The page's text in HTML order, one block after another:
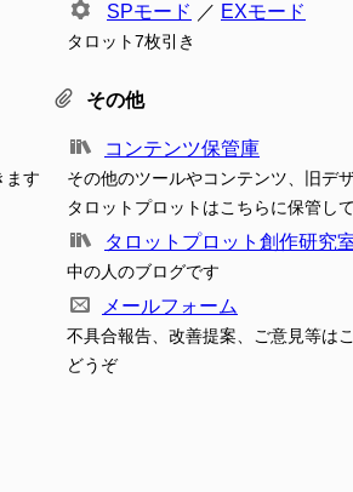
SPモード ／ EXモード
タロット7枚引き
ます
その他
コンテンツ保管庫
その他のツールやコンテンツ、旧デ
タロットプロットはこちらに保管し
タロットプロット創作研究
中の人のブログです
メールフォーム
不具合報告、改善提案、ご意見等は
どうぞ